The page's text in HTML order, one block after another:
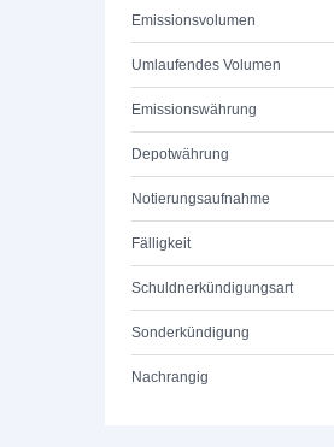
Emissionsvolumen
Umlaufendes Volumen
Emissionswährung
Depotwährung
Notierungsaufnahme
Fälligkeit
Schuldnerkündigungsart
Sonderkündigung
Nachrangig